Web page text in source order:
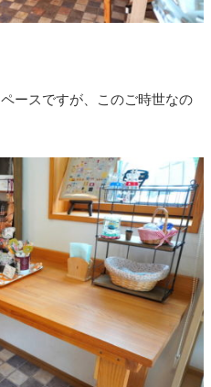
ースですが、このご時世なの